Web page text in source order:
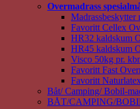
Overmadrass
Madrassbeskytter
Favoritt Cellex
HR32 kaldskum
HR45 kaldskum
Visco 50kg pr.
Favoritt Fast
Favoritt
Båt/ Camping/ Bobil-
BÅT/CAMPING/